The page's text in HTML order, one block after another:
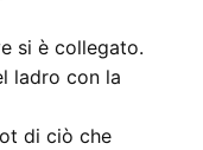
si è collegato.
ladro con la
di ciò che